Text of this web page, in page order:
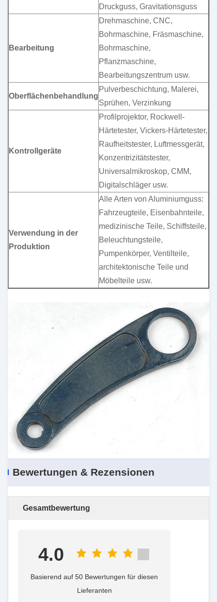
Druckguss, Gravitationsguss
Bearbeitung
Drehmaschine, CNC,
Bohrmaschine, Fräsmaschine,
Bohrmaschine,
Pflanzmaschine,
Bearbeitungszentrum usw.
Oberflächenbehandlung
Pulverbeschichtung, Malerei,
Sprühen, Verzinkung
Kontrollgeräte
Profilprojektor, Rockwell-
Härtetester, Vickers-Härtetester,
Raufheitstester, Luftmessgerät,
Konzentrizitätstester,
Universalmikroskop, CMM,
Digitalschläger usw.
Verwendung in der
Produktion
Alle Arten von Aluminiumguss:
Fahrzeugteile, Eisenbahnteile,
medizinische Teile, Schiffsteile,
Beleuchtungsteile,
Pumpenkörper, Ventilteile,
architektonische Teile und
Möbelteile usw.
Bewertungen & Rezensionen
Gesamtbewertung
4.0
Basierend auf 50 Bewertungen für diesen
Lieferanten